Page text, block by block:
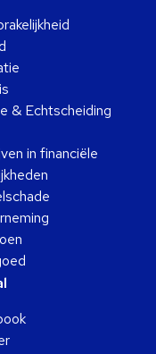
& Echtscheiding
in financiële